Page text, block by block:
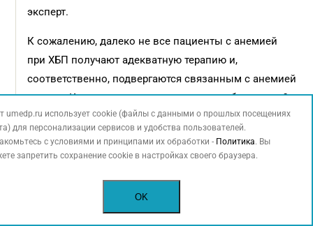
эксперт.
К сожалению, далеко не все пациенты с анемией
при ХБП получают адекватную терапию и,
соответственно, подвергаются связанным с анемией
рискам. Как можно получить лекарство бесплатно?
По словам профессора С.К. Зырянова,
в большинстве случаев лекарственные средства
предоставляются бесплатно. Назначение
в перечень ЖНВЛП/клинические рекомендации,
определено Федеральным законом от 21.11.2011
umedp.ru использует cookie (файлы с данными о прошлых посещениях
для персонализации сервисов и удобства пользователей.
с условиями и принципами их обработки - Политика. Вы
запретить сохранение cookie в настройках своего браузера.
OK